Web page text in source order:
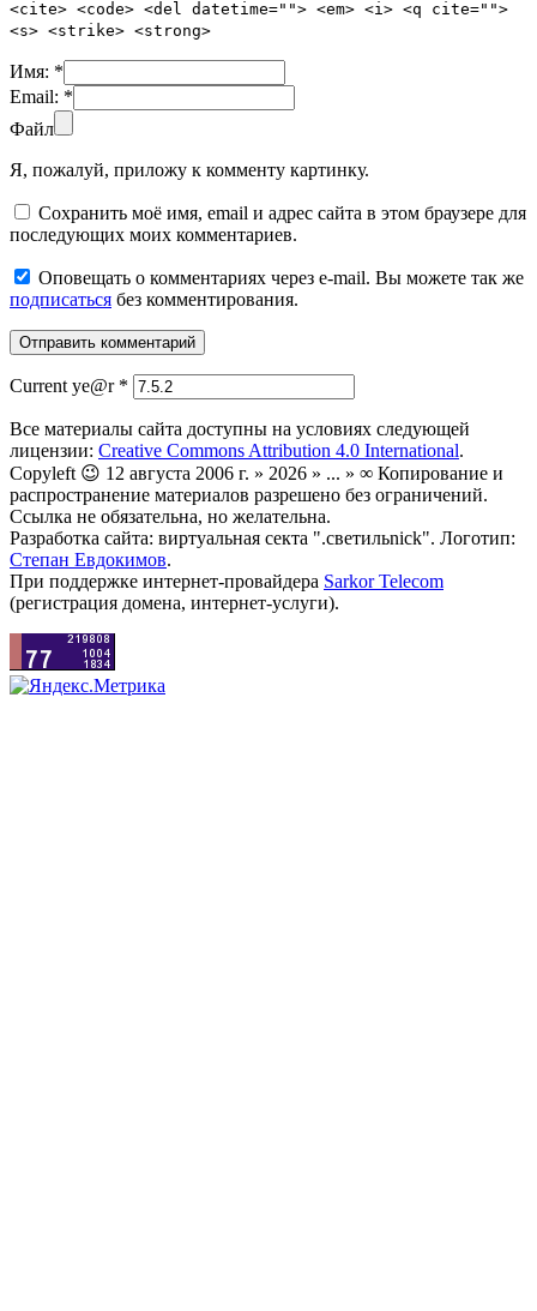
<cite> <code> <del datetime=""> <em> <i> <q cite="">
<s> <strike> <strong>
Имя: *
Email: *
Файл
Я, пожалуй, приложу к комменту картинку.
Сохранить моё имя, email и адрес сайта в этом браузере для
последующих моих комментариев.
Оповещать о комментариях через e-mail. Вы можете так же
подписаться без комментирования.
Current ye@r *
Все материалы сайта доступны на условиях следующей
лицензии: Creative Commons Attribution 4.0 International.
Copyleft 😉 12 августа 2006 г. » 2026 » ... » ∞ Копирование и
распространение материалов разрешено без ограничений.
Ссылка не обязательна, но желательна.
Разработка сайта: виртуальная секта ".светильnick". Логотип:
Степан Евдокимов.
При поддержке интернет-провайдера Sarkor Telecom
(регистрация домена, интернет-услуги).